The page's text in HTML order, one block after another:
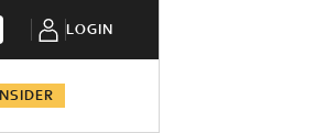
LOGIN